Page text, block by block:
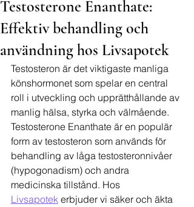
Testosterone Enanthate:
Effektiv behandling och
användning hos Livsapotek
Testosteron är det viktigaste manliga
könshormonet som spelar en central
roll i utveckling och upprätthållande av
manlig hälsa, styrka och välmående.
Testosterone Enanthate är en populär
form av testosteron som används för
behandling av låga testosteronnivåer
(hypogonadism) och andra
medicinska tillstånd. Hos
Livsapotek erbjuder vi säker och äkta